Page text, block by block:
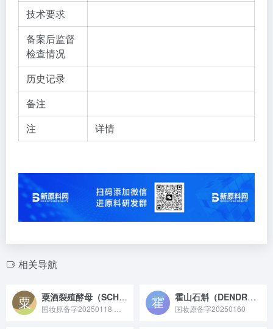
技术要求
备案后监督
检查情况
历史记录
备注
注
详情
相关导航
粟酒裂殖酵母（SCHIZOSACCHAROMYCES POMBE）发酵溶胞产物滤液 霍山石斛（DENDROBIUM HUOSHANENSE）茎提取物
国妆原备字20250160